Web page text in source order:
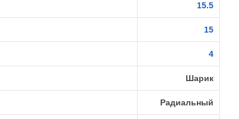
15.5
15
4
Шарик
Радиальный